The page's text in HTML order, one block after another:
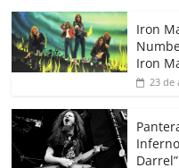
c
e
b
o
o
k
itt
er s
Iron
Iron
23 de
Darrel”